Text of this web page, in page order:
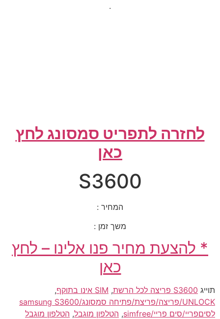
.
לחזרה לתפריט סמסונג לחץ
כאן
S3600
המחיר :
משך זמן :
* להצעת מחיר פנו אלינו – לחץ
כאן
תוייג S3600 פריצה לכל הרשת , SIM אינו בתוקף
,
UNLOCK/פריצה/פריצת/פתיחה סמסונג/samsung S3600
לסיםפריי/סים פריי/simfree
, הטלפון מוגבל, הטלפון מוגבל